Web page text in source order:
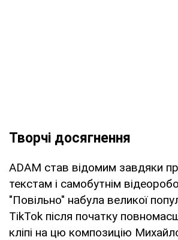
Творчі досягнення
ADAM став відомим завдяки
текстам і самобутнім
"Повільно" набула великої
TikTok після початку
кліпі на цю композицію